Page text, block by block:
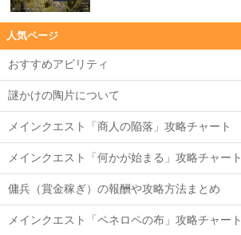
人気ページ
おすすめアビリティ
謎かけの陶片について
メインクエスト「商人の陥落」攻略チャート
メインクエスト「何かが始まる」攻略チャート
傭兵（賞金稼ぎ）の報酬や攻略方法まとめ
メインクエスト「ペネロペの布」攻略チャート